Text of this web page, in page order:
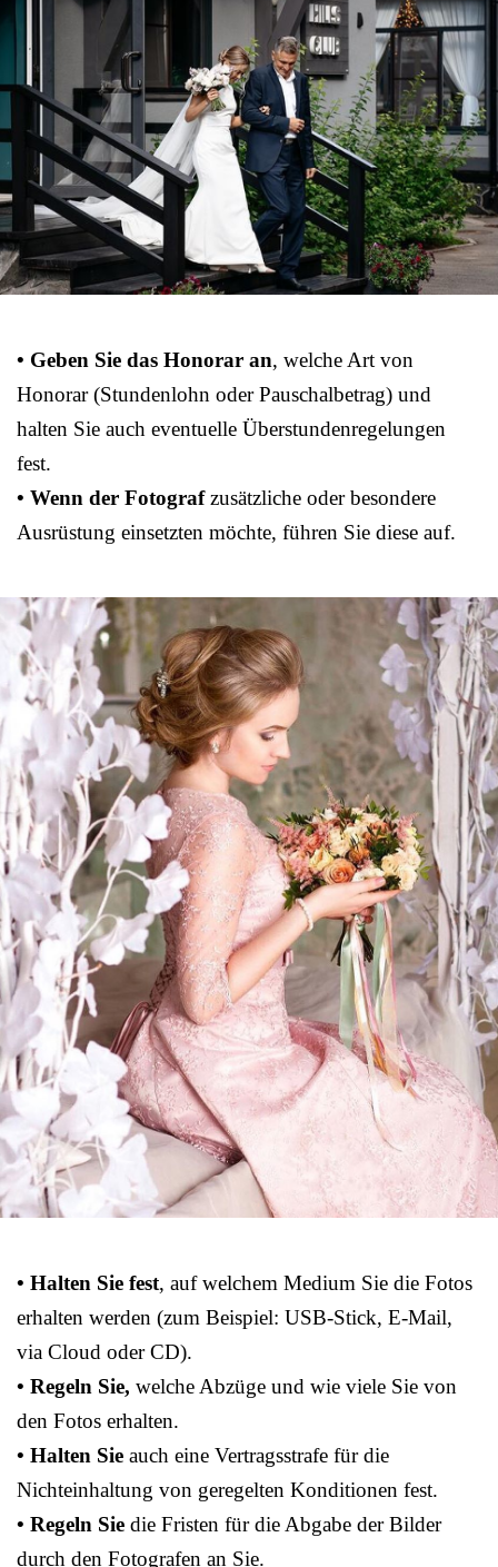
• Geben Sie das Honorar an, welche Art von
Honorar (Stundenlohn oder Pauschalbetrag) und
halten Sie auch eventuelle Überstundenregelungen
fest.
• Wenn der Fotografzusätzliche oder besondere
Ausrüstung einsetzten möchte, führen Sie diese auf.
• Halten Sie fest, auf welchem Medium Sie die Fotos
erhalten werden (zum Beispiel: USB-Stick, E-Mail,
via Cloud oder CD).
• Regeln Sie, welche Abzüge und wie viele Sie von
den Fotos erhalten.
• Halten Sie auch eine Vertragsstrafe für die
Nichteinhaltung von geregelten Konditionen fest.
• Regeln Sie die Fristen für die Abgabe der Bilder
durch den Fotografen an Sie.